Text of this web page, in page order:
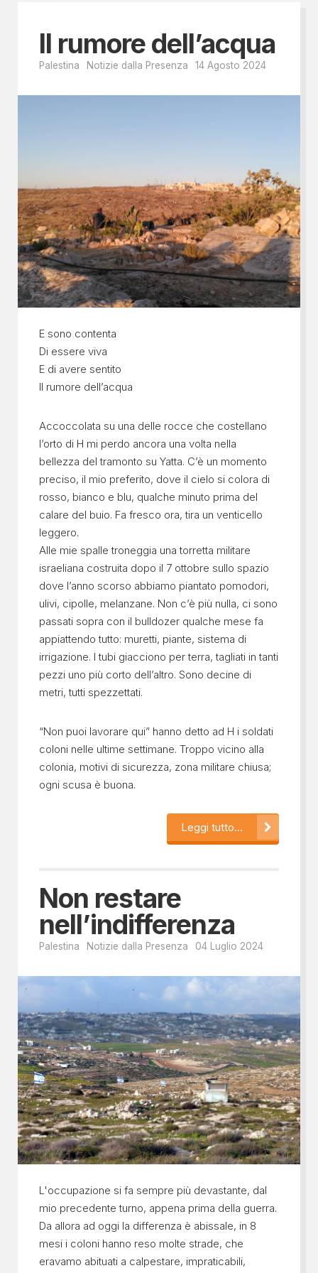
Il rumore dell’acqua
Palestina Notizie dalla Presenza 14 Agosto 2024
E sono contenta
Di essere viva
E di avere sentito
Il rumore dell’acqua
Accoccolata su una delle rocce che costellano
l’orto di H mi perdo ancora una volta nella
bellezza del tramonto su Yatta. C’è un momento
preciso, il mio preferito, dove il cielo si colora di
rosso, bianco e blu, qualche minuto prima del
calare del buio. Fa fresco ora, tira un venticello
leggero.
Alle mie spalle troneggia una torretta militare
israeliana costruita dopo il 7 ottobre sullo spazio
dove l’anno scorso abbiamo piantato pomodori,
ulivi, cipolle, melanzane. Non c’è più nulla, ci sono
passati sopra con il bulldozer qualche mese fa
appiattendo tutto: muretti, piante, sistema di
irrigazione. I tubi giacciono per terra, tagliati in tanti
pezzi uno più corto dell’altro. Sono decine di
metri, tutti spezzettati.
“Non puoi lavorare qui” hanno detto ad H i soldati
coloni nelle ultime settimane. Troppo vicino alla
colonia, motivi di sicurezza, zona militare chiusa;
ogni scusa è buona.
Leggi tutto...
Non restare
nell’indifferenza
Palestina Notizie dalla Presenza 04 Luglio 2024
L'occupazione si fa sempre più devastante, dal
mio precedente turno, appena prima della guerra.
Da allora ad oggi la differenza è abissale, in 8
mesi i coloni hanno reso molte strade, che
eravamo abituati a calpestare, impraticabili,